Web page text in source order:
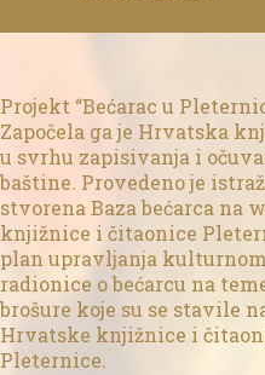
Projekt “Bećarac u
Započela ga je Hrvatska
u svrhu zapisivanja i
baštine. Provedeno je
stvorena Baza bećarca na
knjižnice i čitaonice
plan upravljanja
radionice o bećarcu na
brošure koje su se stavile
Hrvatske knjižnice i
Pleternice.